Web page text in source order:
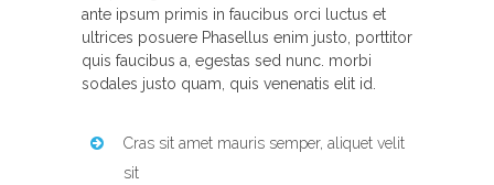
ante ipsum primis in faucibus orci luctus et
ultrices posuere Phasellus enim justo, porttitor
quis faucibus a, egestas sed nunc. morbi
sodales justo quam, quis venenatis elit id.
Cras sit amet mauris semper, aliquet velit
sit